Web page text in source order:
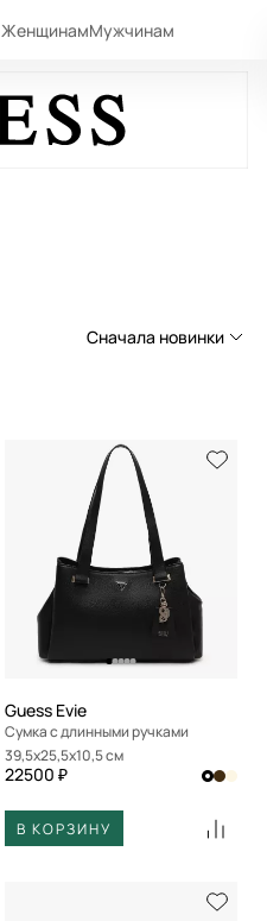
ЖенщинамМужчинам
Сначала новинки
Сначала популярные
По возрастанию цены
По убыванию цены
По размеру скидки
По скорости доставки
Guess Evie
Сумка с длинными ручками
39,5x25,5x10,5 см
22500 ₽
В КОРЗИНУ